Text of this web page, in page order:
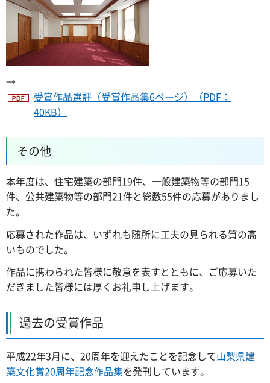
→
受賞作品選評（受賞作品集6ページ）（PDF：
40KB）
その他
本年度は、住宅建築の部門19件、一般建築物等の部門15
件、公共建築物等の部門21件と総数55件の応募がありまし
た。
応募された作品は、いずれも随所に工夫の見られる質の高
いものでした。
作品に携わられた皆様に敬意を表すとともに、ご応募いた
だきました皆様には厚くお礼申し上げます。
過去の受賞作品
平成22年3月に、20周年を迎えたことを記念して山梨県建
築文化賞20周年記念作品集を発刊しています。